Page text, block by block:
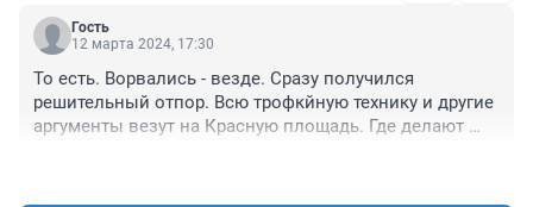
Гость
12 марта 2024, 17:30
То есть. Ворвались - везде. Сразу получился
решительный отпор. Всю трофкйную технику и другие
аргументы везут на Красную площадь. Где делают